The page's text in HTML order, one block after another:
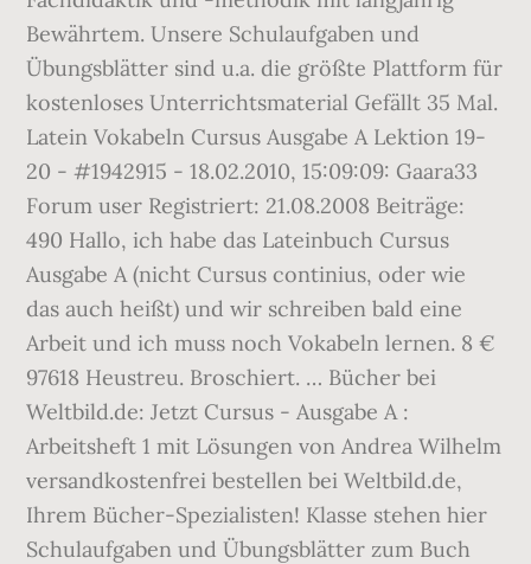
Bewährtem. Unsere Schulaufgaben und
Übungsblätter sind u.a. die größte Plattform für
kostenloses Unterrichtsmaterial Gefällt 35 Mal.
Latein Vokabeln Cursus Ausgabe A Lektion 19-
20 - #1942915 - 18.02.2010, 15:09:09: Gaara33
Forum user Registriert: 21.08.2008 Beiträge:
490 Hallo, ich habe das Lateinbuch Cursus
Ausgabe A (nicht Cursus continius, oder wie
das auch heißt) und wir schreiben bald eine
Arbeit und ich muss noch Vokabeln lernen. 8 €
97618 Heustreu. Broschiert. … Bücher bei
Weltbild.de: Jetzt Cursus - Ausgabe A :
Arbeitsheft 1 mit Lösungen von Andrea Wilhelm
versandkostenfrei bestellen bei Weltbild.de,
Ihrem Bücher-Spezialisten! Klasse stehen hier
Schulaufgaben und Übungsblätter zum Buch